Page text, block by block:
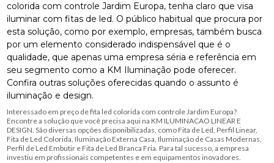
colorida com controle Jardim Europa, tenha claro que visa
iluminar com fitas de led. O público habitual que procura por
esta solução, como por exemplo, empresas, também busca
por um elemento considerado indispensável que é o
qualidade, que apenas uma empresa séria e referência em
seu segmento como a KM Iluminação pode oferecer.
Confira outras soluções oferecidas quando o assunto é
iluminação e design.
Interessado em preço de fita led colorida com controle Jardim Europa?
Encontre a solução que você precisa aqui na KM ILUMINACAO LINEAR E
DESIGN. São diversas opções disponibilizadas, como Fita de Led, Perfil Linear,
Fita de Led Colorida, Iluminação Externa Casa, Iluminação de Casas Modernas,
Perfil de Led Embutir e Fita de Led Branca Fria. Para tal sucesso, a empresa
investiu em profissionais competentes e em equipamentos inovadores.